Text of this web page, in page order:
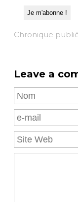
Chronique
Leave a